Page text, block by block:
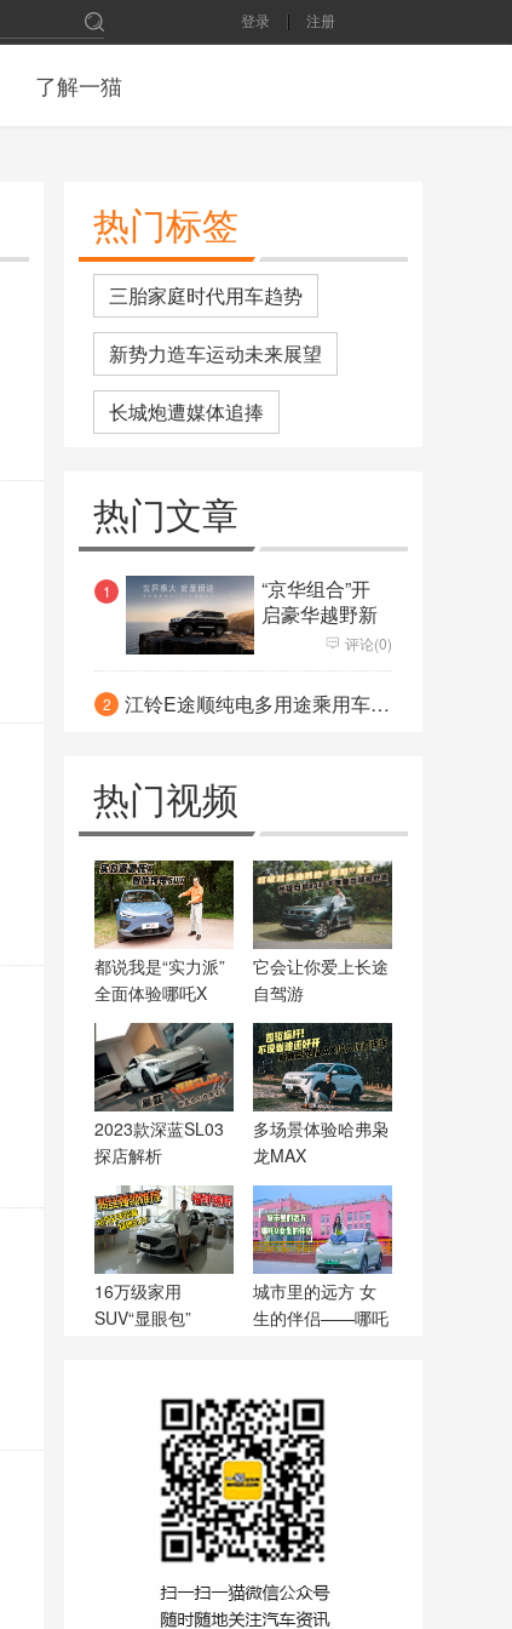
登录 注册
了解一猫
热门标签
三胎家庭时代用车趋势
新势力造车运动未来展望
长城炮遭媒体追捧
万，300Ps+空悬 要啥宝马X5
2月份SUV销量排名：长安CS75
力压哈弗H6成新霸主
能否和特斯拉/蔚来掰手腕 大众
ID.6X曝光 轴距接近途昂
依然站“C”位 全新梅赛德斯-奔驰
C级很“S”
凝固时光镌刻永恒 劳斯莱斯幻
热门文章
1
“京华组合”开
启豪华越野新
评论(0)
2 江铃E途顺纯电多用途乘用车亮相
热门视频
都说我是“实力派”
全面体验哪吒X
它会让你爱上长途
自驾游
2023款深蓝SL03
探店解析
多场景体验哈弗枭
龙MAX
16万级家用
SUV“显眼包”
城市里的远方 女
生的伴侣——哪吒